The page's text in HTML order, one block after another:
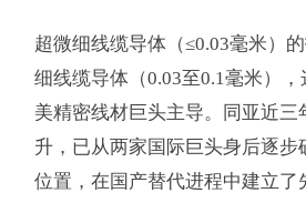
超微细线缆导体（≤0.03毫米）
细线缆导体（0.03至0.1毫米），
美精密线材巨头主导。同亚近三
升，已从两家国际巨头身后逐步
位置，在国产替代进程中建立了